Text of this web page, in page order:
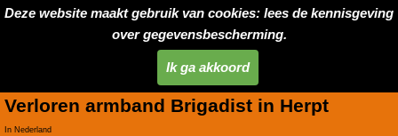
Deze website maakt gebruik van cookies: lees de kennisgeving
over gegevensbescherming.
Ik ga akkoord
Verloren armband Brigadist in Herpt
In Nederland